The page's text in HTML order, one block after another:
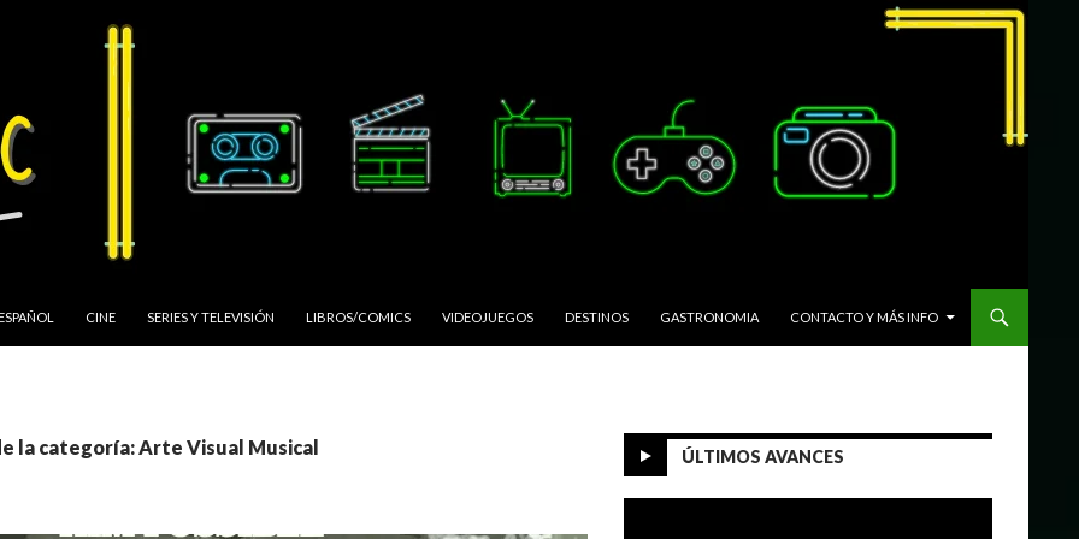
CINE SERIES Y TELEVISIÓN LIBROS/COMICS VIDEOJUEGOS DESTINOS GASTRONOMIA CONTACTO Y MÁS INFO
la categoría: Arte Visual Musical ÚLTIMOS AVANCES